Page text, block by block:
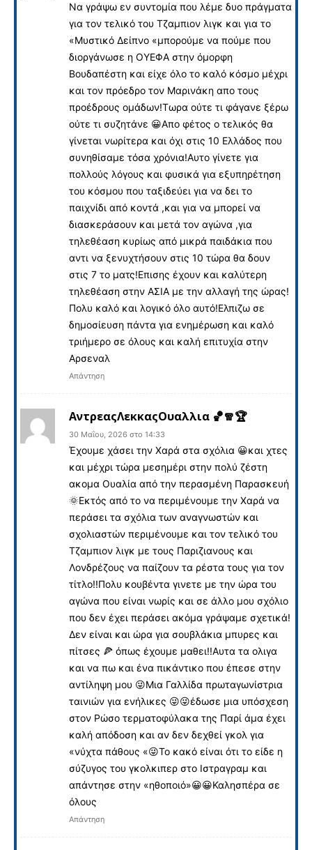
Να γράψω εν συντομία που λέμε δυο πράγματα
για τον τελικό του Τζαμπιον λιγκ και για το
«Μυστικό Δείπνο «μπορούμε να πούμε που
διοργάνωσε η ΟΥΕΦΑ στην όμορφη
Βουδαπέστη και είχε όλο το καλό κόσμο μέχρι
και τον πρόεδρο τον Μαρινάκη απο τους
προέδρους ομάδων!Τωρα ούτε τι φάγανε ξέρω
ούτε τι συζητάνε 😀Απο φέτος ο τελικός θα
γίνεται νωρίτερα και όχι στις 10 Ελλάδος που
συνηθίσαμε τόσα χρόνια!Αυτο γίνετε για
πολλούς λόγους και φυσικά για εξυπηρέτηση
του κόσμου που ταξιδεύει για να δει το
παιχνίδι από κοντά ,και για να μπορεί να
διασκεράσουν και μετά τον αγώνα ,για
τηλεθέαση κυρίως από μικρά παιδάκια που
αντι να ξενυχτήσουν στις 10 τώρα θα δουν
στις 7 το ματς!Επισης έχουν και καλύτερη
τηλεθέαση στην ΑΣΙΑ με την αλλαγή της ώρας!
Πολυ καλό και λογικό όλο αυτό!Ελπιζω σε
δημοσίευση πάντα για ενημέρωση και καλό
τριήμερο σε όλους και καλή επιτυχία στην
Αρσεναλ
Απάντηση
ΑντρεαςΛεκκαςΟυαλλια 🏀🧣🏆
30 Μαΐου, 2026 στο 14:33
Έχουμε χάσει την Χαρά στα σχόλια 😀και χτες
και μέχρι τώρα μεσημέρι στην πολύ ζέστη
ακομα Ουαλία από την περασμένη Παρασκευή
🌞Εκτός από το να περιμένουμε την Χαρά να
περάσει τα σχόλια των αναγνωστών και
σχολιαστών περιμένουμε και τον τελικό του
Τζαμπιον λιγκ με τους Παριζιανους και
Λονδρέζους να παίζουν τα ρέστα τους για τον
τίτλο!!Πολυ κουβέντα γινετε με την ώρα του
αγώνα που είναι νωρίς και σε άλλο μου σχόλιο
που δεν έχει περάσει ακόμα γράψαμε σχετικά!
Δεν είναι και ώρα για σουβλάκια μπυρες και
πίτσες 🍕 όπως έχουμε μαθει!!Αυτα τα ολιγα
και να πω και ένα πικάντικο που έπεσε στην
αντίληψη μου 😜Μια Γαλλίδα πρωταγωνίστρια
ταινιών για ενήλικες 😜😜έδωσε μια υπόσχεση
στον Ρώσο τερματοφύλακα της Παρί άμα έχει
καλή απόδοση και αν δεν δεχθεί γκολ για
«νύχτα πάθους «😜Το κακό είναι ότι το είδε η
σύζυγος του γκολκιπερ στο Ιστραγραμ και
απάντησε στην «ηθοποιό»😀😀Καλησπέρα σε
όλους
Απάντηση